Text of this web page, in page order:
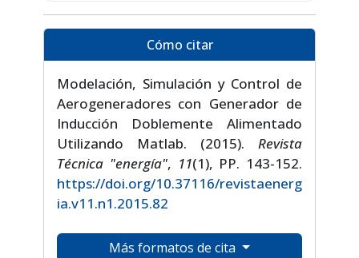
Cómo citar
Modelación, Simulación y Control de
Aerogeneradores con Generador de
Inducción Doblemente Alimentado
Utilizando Matlab. (2015). Revista
Técnica "energía", 11(1), PP. 143-152.
https://doi.org/10.37116/revistaenerg
ia.v11.n1.2015.82
Más formatos de cita